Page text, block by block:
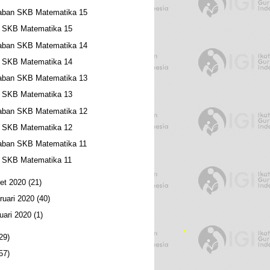
SKB Matematika 15
SKB Matematika 15
SKB Matematika 14
SKB Matematika 14
SKB Matematika 13
SKB Matematika 13
SKB Matematika 12
SKB Matematika 12
SKB Matematika 11
SKB Matematika 11
2020 (21)
2020 (40)
2020 (1)